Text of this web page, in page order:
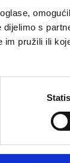
s
pružili ili